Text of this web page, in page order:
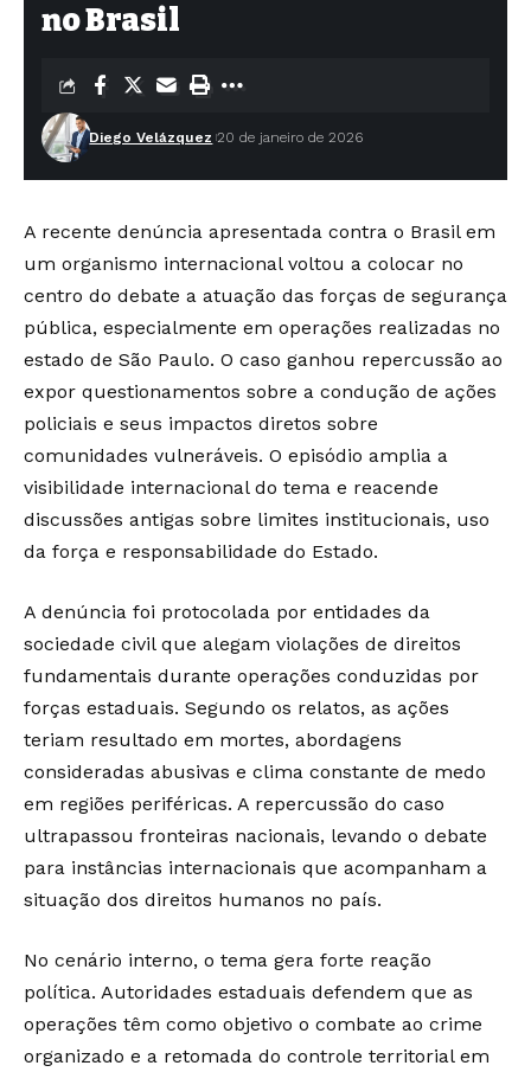
no Brasil
Diego Velázquez 20 de janeiro de 2026
A recente denúncia apresentada contra o Brasil em
um organismo internacional voltou a colocar no
centro do debate a atuação das forças de segurança
pública, especialmente em operações realizadas no
estado de São Paulo. O caso ganhou repercussão ao
expor questionamentos sobre a condução de ações
policiais e seus impactos diretos sobre
comunidades vulneráveis. O episódio amplia a
visibilidade internacional do tema e reacende
discussões antigas sobre limites institucionais, uso
da força e responsabilidade do Estado.
A denúncia foi protocolada por entidades da
sociedade civil que alegam violações de direitos
fundamentais durante operações conduzidas por
forças estaduais. Segundo os relatos, as ações
teriam resultado em mortes, abordagens
consideradas abusivas e clima constante de medo
em regiões periféricas. A repercussão do caso
ultrapassou fronteiras nacionais, levando o debate
para instâncias internacionais que acompanham a
situação dos direitos humanos no país.
No cenário interno, o tema gera forte reação
política. Autoridades estaduais defendem que as
operações têm como objetivo o combate ao crime
organizado e a retomada do controle territorial em